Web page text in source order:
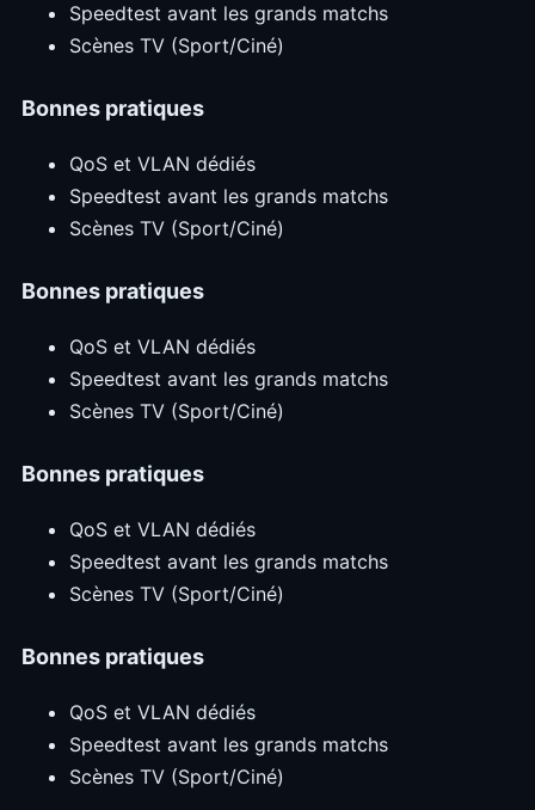
Speedtest avant les grands matchs
Scènes TV (Sport/Ciné)
Bonnes pratiques
QoS et VLAN dédiés
Speedtest avant les grands matchs
Scènes TV (Sport/Ciné)
Bonnes pratiques
QoS et VLAN dédiés
Speedtest avant les grands matchs
Scènes TV (Sport/Ciné)
Bonnes pratiques
QoS et VLAN dédiés
Speedtest avant les grands matchs
Scènes TV (Sport/Ciné)
Bonnes pratiques
QoS et VLAN dédiés
Speedtest avant les grands matchs
Scènes TV (Sport/Ciné)